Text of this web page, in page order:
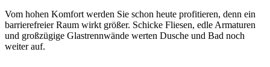
Vom hohen Komfort werden Sie schon heute profitieren, denn ein
barrierefreier Raum wirkt größer. Schicke Fliesen, edle Armaturen
und großzügige Glastrennwände werten Dusche und Bad noch
weiter auf.